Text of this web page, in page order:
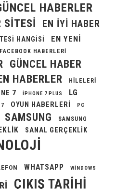
HABERLER
SITESI
EN IYI HABER
HANGISI
EN YENI
FACEBOOK HABERLERI
GÜNCEL HABER
HABERLER
HILELERI
7 IPHONE 7 PLUS LG
OYUN HABERLERI PC
SAMSUNG
SAMSUNG
SANAL GERÇEKLIK
WHATSAPP WINDOWS
ÇIKIŞ TARIHI